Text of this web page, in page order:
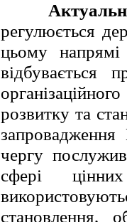
регулюється
цьому
відбувається
розвитку та
чергу
сфері
становлення,